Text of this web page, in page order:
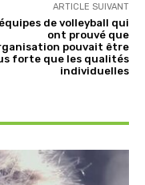
ARTICLE SUIVANT
de volleyball qui
ont prouvé que
pouvait être
forte que les qualités
individuelles